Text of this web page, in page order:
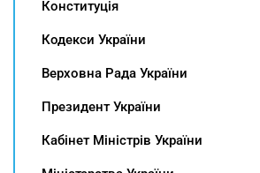
Конституція
Кодекси України
Верховна Рада України
Президент України
Кабінет Міністрів України